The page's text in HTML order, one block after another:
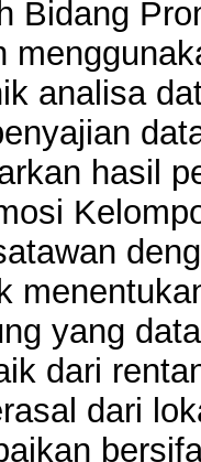
Bidang
analisa
hasil
yang
dari
dari